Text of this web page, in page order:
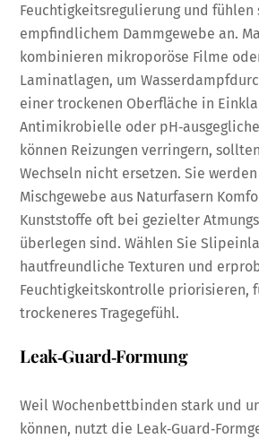
Feuchtigkeitsregulierung und fühlen
empfindlichem Dammgewebe an.
kombinieren mikroporöse Filme
Laminatlagen, um
einer trockenen Oberfläche in
Antimikrobielle oder
können Reizungen verringern,
Wechseln nicht ersetzen. Sie
Mischgewebe aus Naturfasern
Kunststoffe oft bei gezielter
überlegen sind. Wählen Sie
hautfreundliche Texturen und
Feuchtigkeitskontrolle priorisieren,
trockeneres Tragegefühl.
Leak‑Guard‑Formung
Weil Wochenbettbinden stark und
können, nutzt die